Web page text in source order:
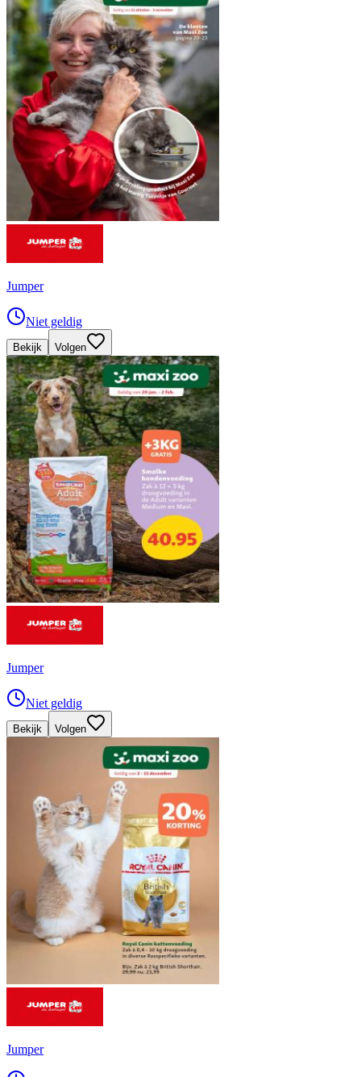
Jumper
Niet geldig
Bekijk Volgen
Jumper
Niet geldig
Bekijk Volgen
Jumper